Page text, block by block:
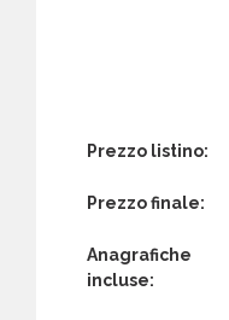
Prezzo listino:
Prezzo finale:
Anagrafiche
incluse: